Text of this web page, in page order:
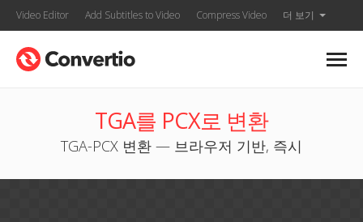
Video Editor Add Subtitles to Video Compress Video 더 보기
TGA를 PCX로 변환
TGA-PCX 변환 — 브라우저 기반, 즉시